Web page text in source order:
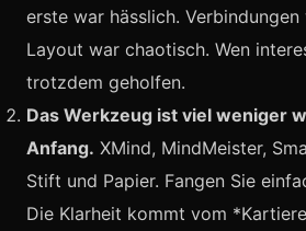
erste war hässlich.
Layout war chaotisch. Wen
trotzdem geholfen.
Das Werkzeug ist viel weniger
Anfang. XMind, MindMeister,
Stift und Papier. Fangen Sie
Die Klarheit kommt vom